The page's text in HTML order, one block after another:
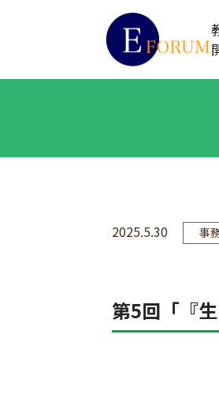
2025.5.30 事
第5回「『